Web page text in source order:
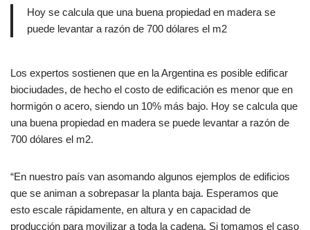
Hoy se calcula que una buena propiedad en madera se
puede levantar a razón de 700 dólares el m2
Los expertos sostienen que en la Argentina es posible edificar
biociudades, de hecho el costo de edificación es menor que en
hormigón o acero, siendo un 10% más bajo. Hoy se calcula que
una buena propiedad en madera se puede levantar a razón de
700 dólares el m2.
“En nuestro país van asomando algunos ejemplos de edificios
que se animan a sobrepasar la planta baja. Esperamos que
esto escale rápidamente, en altura y en capacidad de
producción para movilizar a toda la cadena. Si tomamos el caso